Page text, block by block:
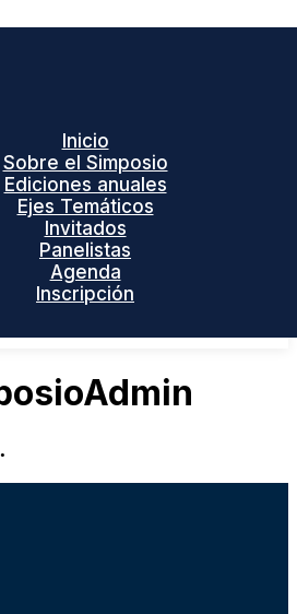
Inicio
Sobre el Simposio
Ediciones anuales
Ejes Temáticos
Invitados
Panelistas
Agenda
Inscripción